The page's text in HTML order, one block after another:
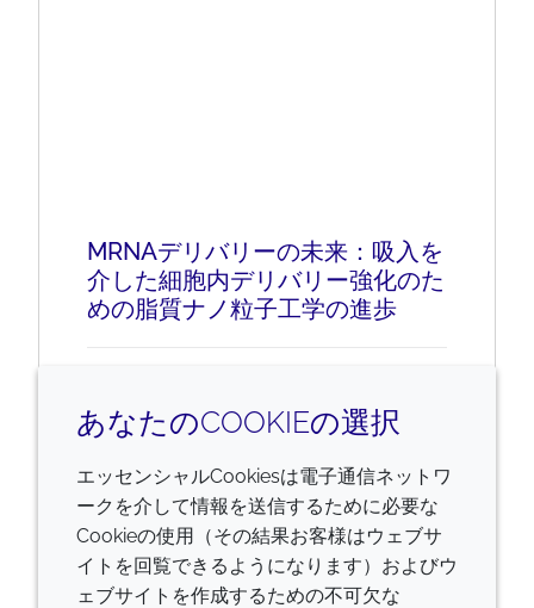
MRNAデリバリーの未来：吸入を
介した細胞内デリバリー強化のた
めの脂質ナノ粒子工学の進歩
のワクチン開発において決定的な役割を
最前線にあります。
続きを読む
あなたのCOOKIEの選択
エッセンシャルCookiesは電子通信ネットワ
ークを介して情報を送信するために必要な
Cookieの使用（その結果お客様はウェブサ
イトを回覧できるようになります）およびウ
ェブサイトを作成するための不可欠な